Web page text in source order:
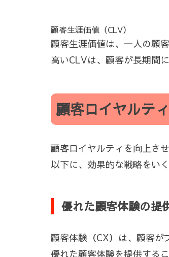
顧客生涯価値（CLV）
顧客生涯価値は、一人の顧
高いCLVは、顧客が長期間
顧客ロイヤルテ
顧客ロイヤルティを向上さ
以下に、効果的な戦略をい
優れた顧客体験の提
顧客体験（CX）は、顧客が
優れた顧客体験を提供する